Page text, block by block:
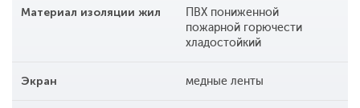
Материал изоляции жил
ПВХ пониженной
пожарной горючести
хладостойкий
Экран медные ленты